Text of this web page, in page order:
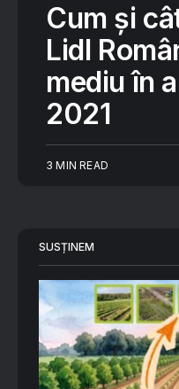
Cum și
Lidl
mediu în
2021
3 MIN READ
SUSȚINEM